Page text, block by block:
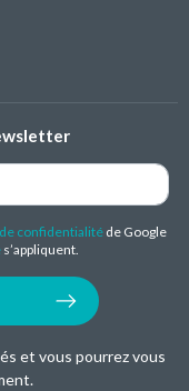
confidentialitéde Google
s’appliquent.
et vous pourrez vous